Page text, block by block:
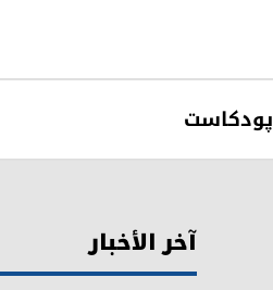
پودکاست
آخر الأخبار